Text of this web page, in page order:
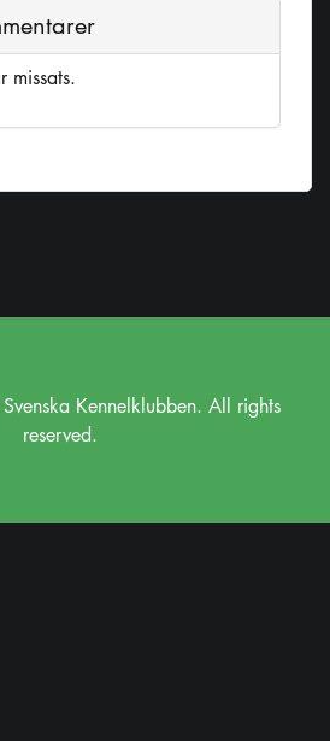
missats.
Kennelklubben. All rights
reserved.